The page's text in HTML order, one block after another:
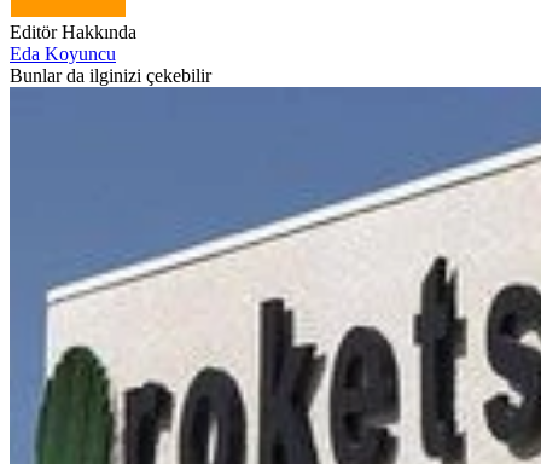
Editör Hakkında
Eda Koyuncu
Bunlar da ilginizi çekebilir